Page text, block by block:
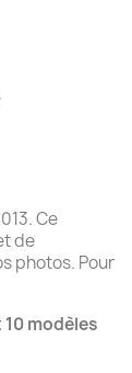
Ce
de
photos. Pour
modèles